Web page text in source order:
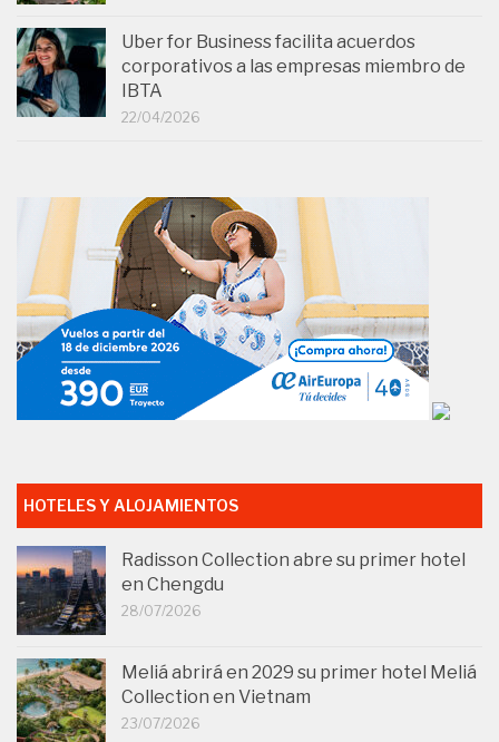
Uber for Business facilita acuerdos
corporativos a las empresas miembro de
IBTA
22/04/2026
HOTELES Y ALOJAMIENTOS
Radisson Collection abre su primer hotel
en Chengdu
28/07/2026
Meliá abrirá en 2029 su primer hotel Meliá
Collection en Vietnam
23/07/2026